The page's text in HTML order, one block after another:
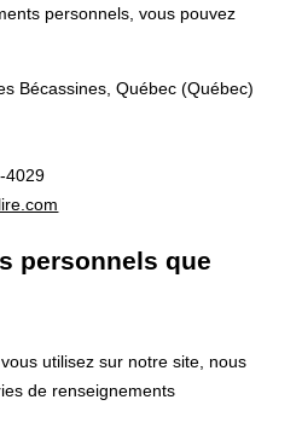
personnels, vous pouvez
Bécassines, Québec (Québec)
4029
personnels que
utilisez sur notre site, nous
de renseignements